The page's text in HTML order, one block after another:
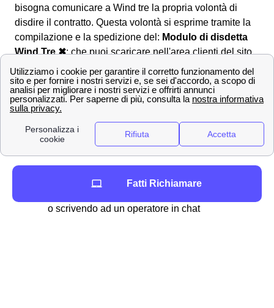
bisogna comunicare a Wind tre la propria volontà di
disdire il contratto. Questa volontà si esprime tramite la
compilazione e la spedizione del: Modulo di disdetta
Wind Tre ✖: che puoi scaricare nell'area clienti del sito
web. Il modulo può essere inviato a Wind Tre a Bellante
tramite diverse modalità:
✉ Tramite Raccomandata A/R intestata:
WIND Tre SpA CD MILANO RECAPITO
BAGGIO Casella Postale 159 20152
o scrivendo ad un operatore in chat
Fatti Richiamare